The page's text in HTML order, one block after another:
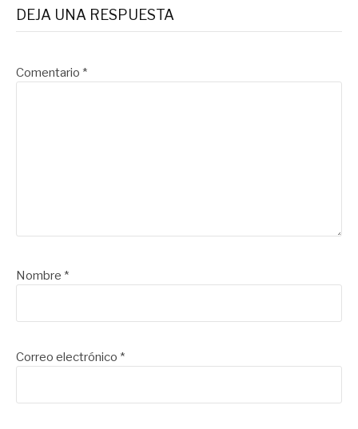
DEJA UNA RESPUESTA
Comentario *
Nombre *
Correo electrónico *